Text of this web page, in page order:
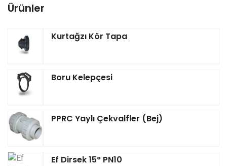
Ürünler
Kurtağzı Kör Tapa
Boru Kelepçesi
PPRC Yaylı Çekvalfler (Bej)
Ef Dirsek 15° PN10